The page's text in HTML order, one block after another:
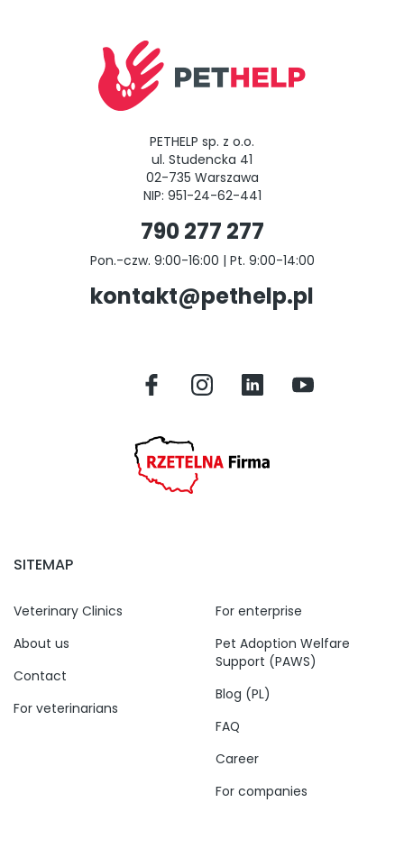
PETHELP sp. z o.o.
ul. Studencka 41
02-735 Warszawa
NIP: 951-24-62-441
790 277 277
Pon.-czw. 9:00-16:00 | Pt. 9:00-14:00
kontakt@pethelp.pl
SITEMAP
Veterinary Clinics
About us
Contact
For veterinarians
For enterprise
Pet Adoption Welfare
Support (PAWS)
Blog (PL)
FAQ
Career
For companies